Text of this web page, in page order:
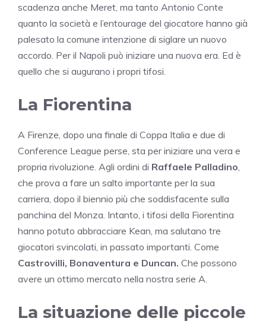
scadenza anche Meret, ma tanto Antonio Conte
quanto la società e l’entourage del giocatore hanno già
palesato la comune intenzione di siglare un nuovo
accordo. Per il Napoli può iniziare una nuova era. Ed è
quello che si augurano i propri tifosi.
La Fiorentina
A Firenze, dopo una finale di Coppa Italia e due di
Conference League perse, sta per iniziare una vera e
propria rivoluzione. Agli ordini di Raffaele Palladino,
che prova a fare un salto importante per la sua
carriera, dopo il biennio più che soddisfacente sulla
panchina del Monza. Intanto, i tifosi della Fiorentina
hanno potuto abbracciare Kean, ma salutano tre
giocatori svincolati, in passato importanti. Come
Castrovilli, Bonaventura e Duncan. Che possono
avere un ottimo mercato nella nostra serie A.
La situazione delle piccole